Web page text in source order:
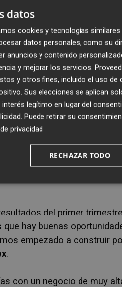
para preservar los ahorros
muy bien,
hemos conseguido
explicaPilar Lloret,
coyuntura?"Nos
con un gran peso en el
los precios al cliente
podido evitar las
del primer
hay buenas
empezado a construir
.
con un negocio de muy
datos
cookies y tecnologías similares
datos personales, como su
anuncios y contenido
y mejorar los servicios.
y otros fines, incluido el uso de
Sus elecciones se aplican
legítimo en lugar del
. Puede retirar su
privacidad
RECHAZAR TODO